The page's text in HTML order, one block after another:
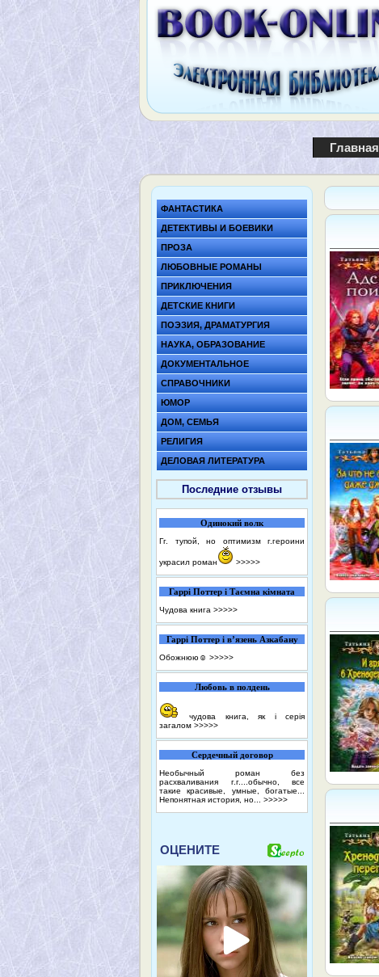
Главная
ФАНТАСТИКА
ДЕТЕКТИВЫ И БОЕВИКИ
ПРОЗА
ЛЮБОВНЫЕ РОМАНЫ
ПРИКЛЮЧЕНИЯ
ДЕТСКИЕ КНИГИ
ПОЭЗИЯ, ДРАМАТУРГИЯ
НАУКА, ОБРАЗОВАНИЕ
ДОКУМЕНТАЛЬНОЕ
СПРАВОЧНИКИ
ЮМОР
ДОМ, СЕМЬЯ
РЕЛИГИЯ
ДЕЛОВАЯ ЛИТЕРАТУРА
Последние отзывы
Одинокий волк
Гг. тупой, но оптимизм г.героини
украсил роман >>>>>
Гаррі Поттер і Таємна кімната
Чудова книга >>>>>
Гаррі Поттер і в’язень Азкабану
Обожнюю☺️ >>>>>
Любовь в полдень
чудова книга, як і серія
загалом >>>>>
Сердечный договор
Необычный роман без
расхваливания г.г....обычно, все
такие красивые, умные, богатые...
Непонятная история, но... >>>>>
ОЦЕНИТЕ